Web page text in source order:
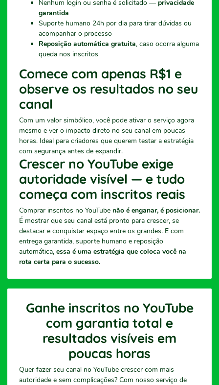
Nenhum login ou senha é solicitado — privacidade
garantida
Suporte humano 24h por dia para tirar dúvidas ou
acompanhar o processo
Reposição automática gratuita, caso ocorra alguma
queda nos inscritos
Comece com apenas R$1 e
observe os resultados no seu
canal
Com um valor simbólico, você pode ativar o serviço agora
mesmo e ver o impacto direto no seu canal em poucas
horas. Ideal para criadores que querem testar a estratégia
com segurança antes de expandir.
Crescer no YouTube exige
autoridade visível — e tudo
começa com inscritos reais
Comprar inscritos no YouTube não é enganar, é posicionar.
É mostrar que seu canal está pronto para crescer, se
destacar e conquistar espaço entre os grandes. E com
entrega garantida, suporte humano e reposição
automática, essa é uma estratégia que coloca você na
rota certa para o sucesso.
Ganhe inscritos no YouTube
com garantia total e
resultados visíveis em
poucas horas
Quer fazer seu canal no YouTube crescer com mais
autoridade e sem complicações? Com nosso serviço de